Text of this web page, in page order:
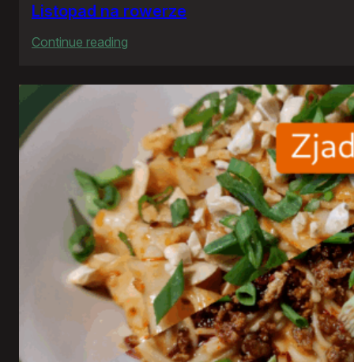
Listopad na rowerze
Continue reading
na
rowerze